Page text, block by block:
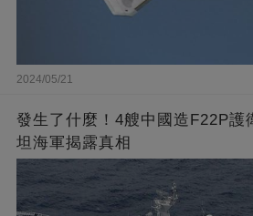
2024/05/21
發生了什麼！4艘中國造F22P護
坦海軍揭露真相